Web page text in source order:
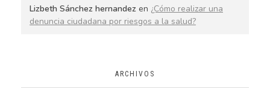
Lizbeth Sánchez hernandez en ¿Cómo realizar una
denuncia ciudadana por riesgos a la salud?
ARCHIVOS